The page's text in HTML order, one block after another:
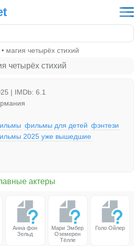
• магия четырёх стихий
четырёх стихий
| IMDb: 6.1
фильмы для детей фэнтези
2025 уже вышедшие
актеры
Анна фон
Зельд
Мари Эмбер
Оземерен
Тёлле
Голо Ойлер